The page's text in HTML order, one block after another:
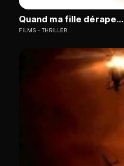
Quand ma fille dérape...
FILMS THRILLER